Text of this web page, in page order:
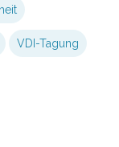
VDI-Tagung